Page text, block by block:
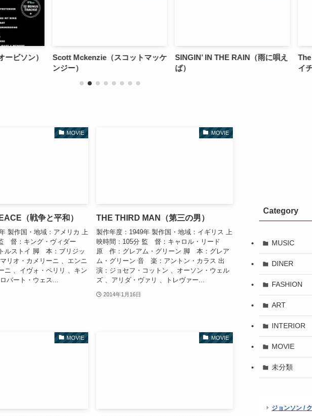
ビソン）
Scott Mckenzie（スコットマッケ
ンジー）
SINGIN’ IN THE RAIN（雨に唄え
ば）
イ
MOVIE
（戦争と平和）
製作国・地域：アメリカ 上
督：キング・ヴィダー
ルストイ 脚 本：ブリジッ
リオ・カメリーニ 、エンニ
ニ 、イヴォ・ペリリ 、キン
バート・ウェス...
MOVIE
THE THIRD MAN（第三の男）
製作年度：1949年 製作国・地域：イギリス 上
映時間：105分 監 督：キャロル・リード
原 作：グレアム・グリーン 脚 本：グレア
ム・グリーン 音 楽：アントン・カラス 出
演：ジョセフ・コットン 、オーソン・ウェル
ズ 、アリダ・ヴァリ 、トレヴァー...
2014年1月16日
MOVIE MOVIE
Category
MUSIC
DINER
FASHION
ART
INTERIOR
MOVIE
未分類